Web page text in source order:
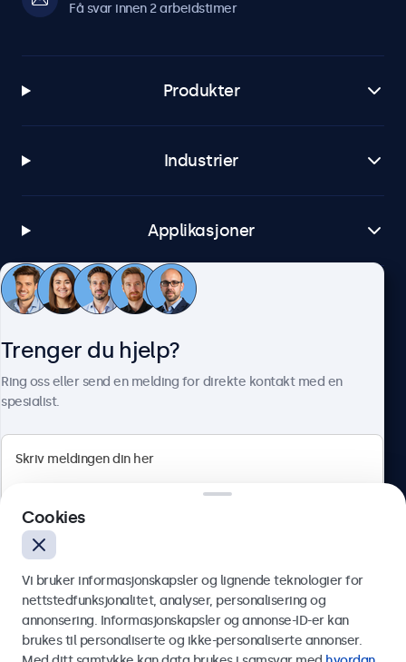
Få svar innen 2 arbeidstimer
Produkter
Industrier
Applikasjoner
Kundeservice
Norsk
Trenger du hjelp?
Ring oss eller send en melding for direkte kontakt med en
spesialist.
Send
Cookies
Vi bruker informasjonskapsler og lignende teknologier for
nettstedfunksjonalitet, analyser, personalisering og
annonsering. Informasjonskapsler og annonse-ID-er kan
brukes til personaliserte og ikke-personaliserte annonser.